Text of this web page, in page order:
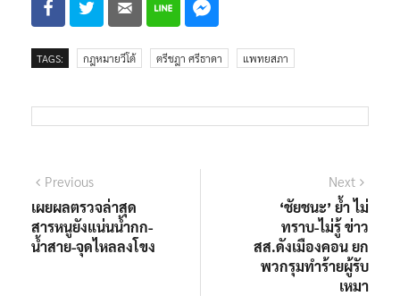
TAGS: กฎหมายวีโต้ ตรีชฎา ศรีธาดา แพทยสภา
แนะแนว
เรื่อง
Previous
post:
เผยผลตรวจล่าสุด
สารหนูยังแน่นน้ำกก-
น้ำสาย-จุดไหลลงโขง
Next
‘ชัยชนะ’ ย้ำ ไม่
ทราบ-ไม่รู้ ข่าว
สส.ดังเมืองคอน ยก
พวกรุมทำร้ายผู้รับ
เหมา